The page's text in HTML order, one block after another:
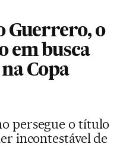
Guerrero, o
em busca
Copa
persegue o título
incontestável de